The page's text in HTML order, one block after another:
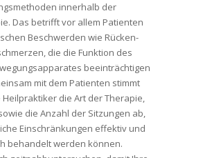
innerhalb der
Das betrifft vor allem Patienten
Beschwerden wie Rücken-
die die Funktion des
beeinträchtigen
mit dem Patienten stimmt
die Art der Therapie,
die Anzahl der Sitzungen ab,
Einschränkungen effektiv und
behandelt werden können.